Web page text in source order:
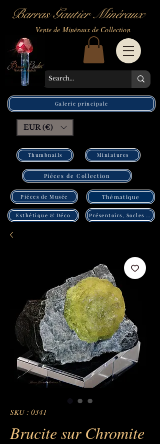
Vente de Minéraux de Collection
Barras Gautier Minéraux
Thumbnails
Piéces de Collection
Piéces de Musée
Miniatures
Galerie principale
Thématique
Esthétique & Déco
EUR (€)
SKU : 0341
Brucite sur Chromite